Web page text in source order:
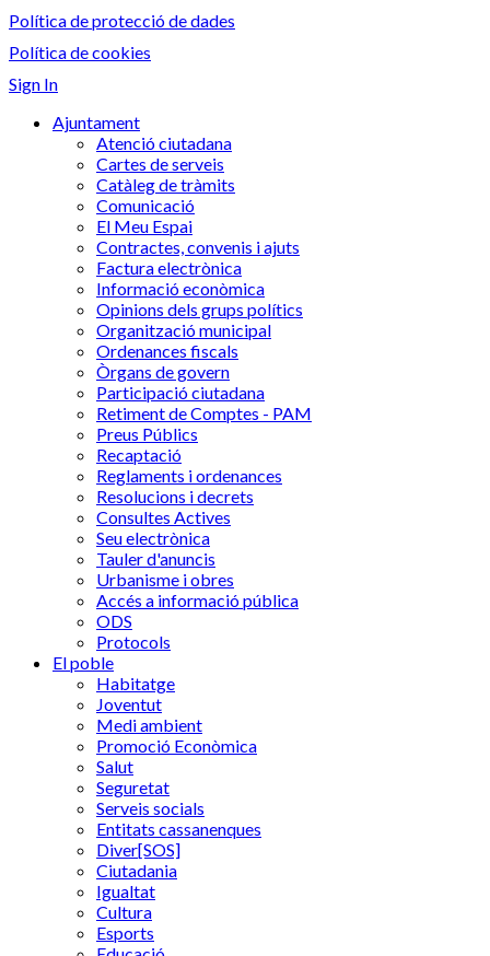
Política de protecció de dades
Política de cookies
Sign In
Ajuntament
Atenció ciutadana
Cartes de serveis
Catàleg de tràmits
Comunicació
El Meu Espai
Contractes, convenis i ajuts
Factura electrònica
Informació econòmica
Opinions dels grups polítics
Organització municipal
Ordenances fiscals
Òrgans de govern
Participació ciutadana
Retiment de Comptes - PAM
Preus Públics
Recaptació
Reglaments i ordenances
Resolucions i decrets
Consultes Actives
Seu electrònica
Tauler d'anuncis
Urbanisme i obres
Accés a informació pública
ODS
Protocols
El poble
Habitatge
Joventut
Medi ambient
Promoció Econòmica
Salut
Seguretat
Serveis socials
Entitats cassanenques
Diver[SOS]
Ciutadania
Igualtat
Cultura
Esports